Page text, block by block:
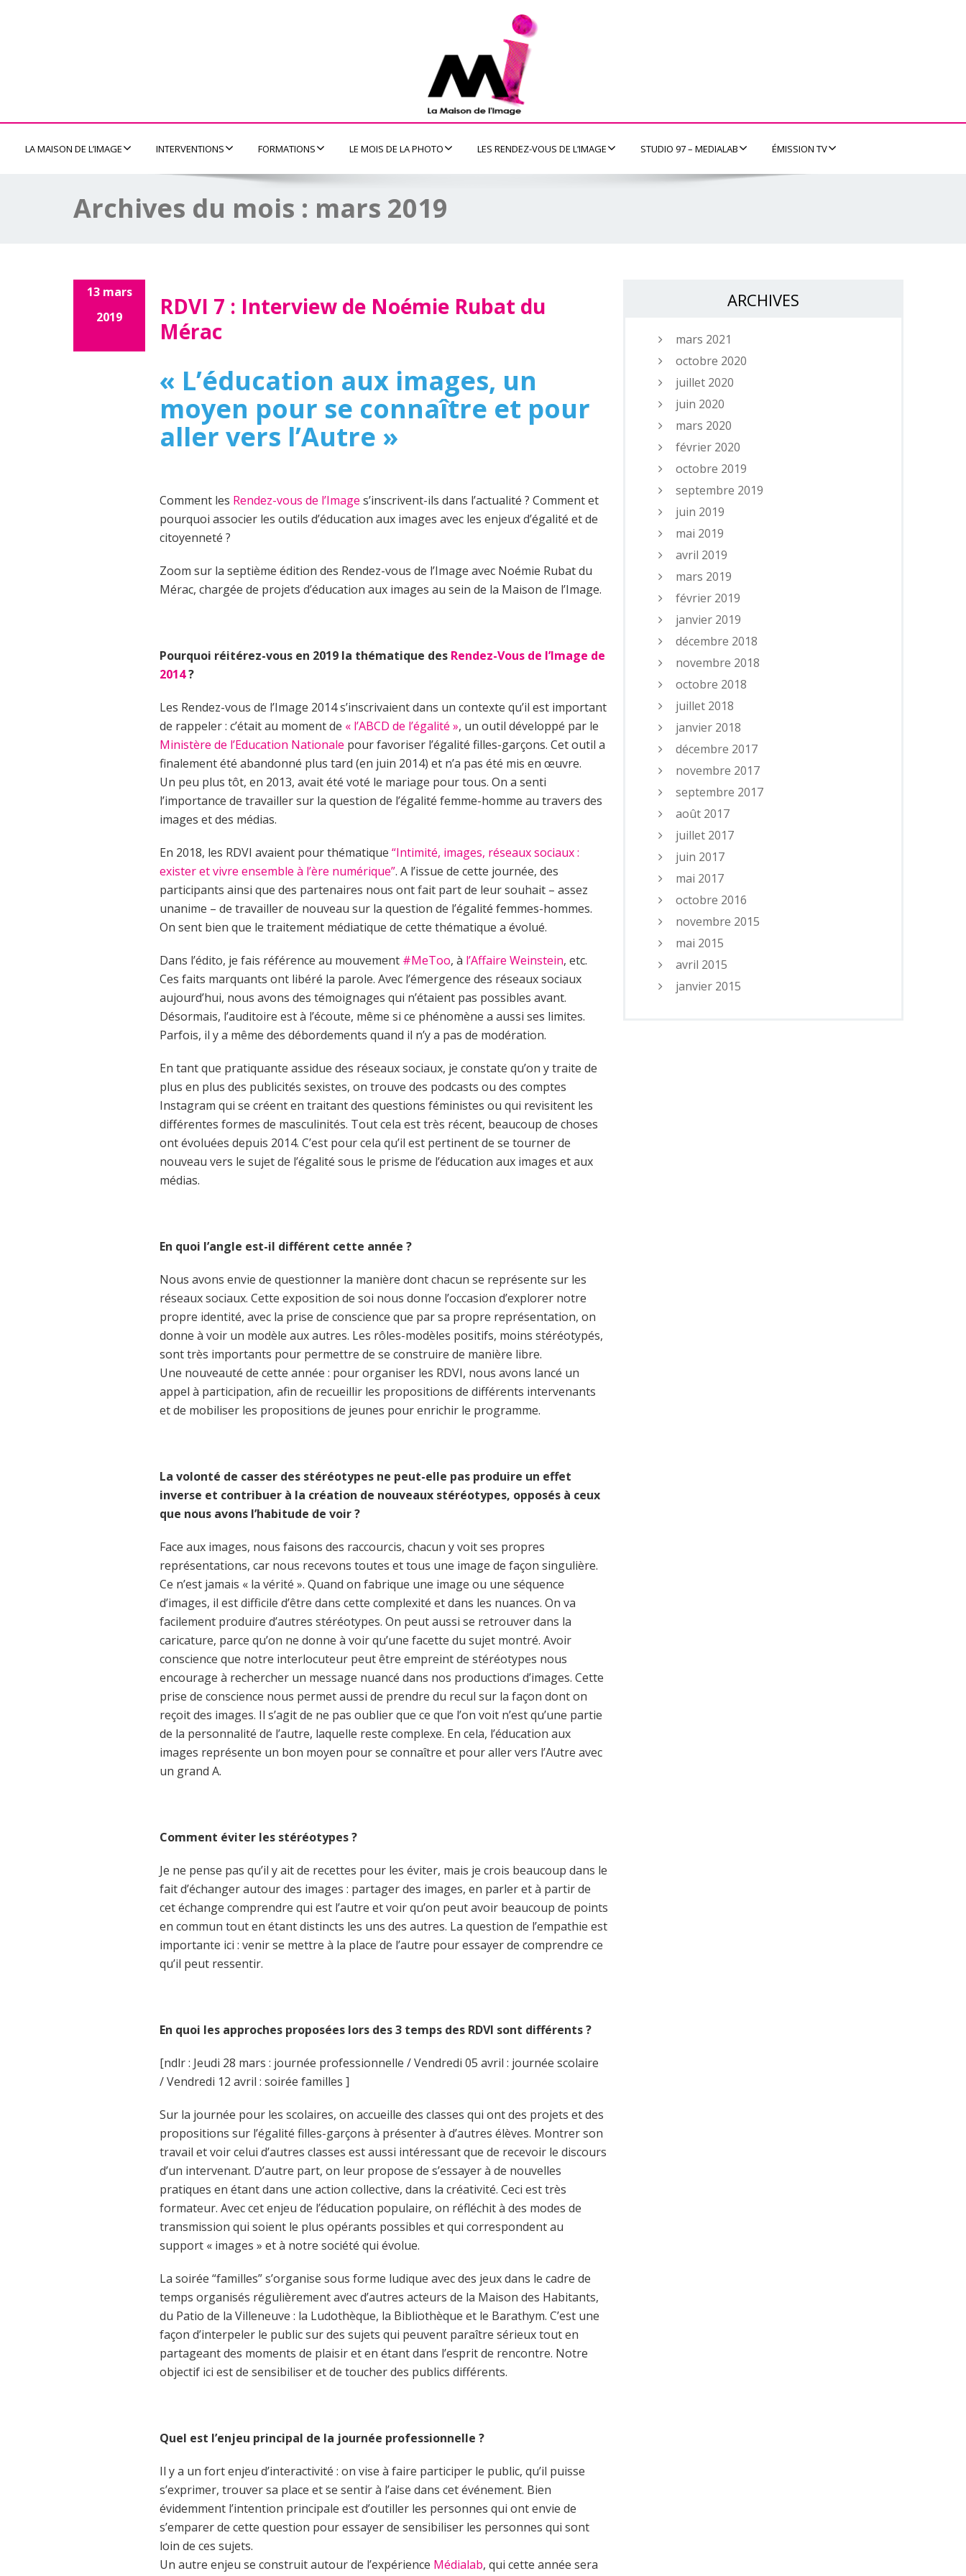
LA MAISON DE L’IMAGE INTERVENTIONS FORMATIONS LE MOIS DE LA PHOTO LES RENDEZ-VOUS DE L’IMAGE STUDIO 97 – MEDIALAB ÉMISSION TV
Archives du mois : mars 2019
13 mars
2019
RDVI 7 : Interview de Noémie Rubat du
Mérac
« L’éducation aux images, un
moyen pour se connaître et pour
aller vers l’Autre »
Comment les Rendez-vous de l’Image s’inscrivent-ils dans l’actualité ? Comment et
pourquoi associer les outils d’éducation aux images avec les enjeux d’égalité et de
citoyenneté ?
Zoom sur la septième édition des Rendez-vous de l’Image avec Noémie Rubat du
Mérac, chargée de projets d’éducation aux images au sein de la Maison de l’Image.
Pourquoi réitérez-vous en 2019 la thématique des Rendez-Vous de l’Image de
2014?
Les Rendez-vous de l’Image 2014 s’inscrivaient dans un contexte qu’il est important
de rappeler : c’était au moment de « l’ABCD de l’égalité », un outil développé par le
Ministère de l’Education Nationale pour favoriser l’égalité filles-garçons. Cet outil a
finalement été abandonné plus tard (en juin 2014) et n’a pas été mis en œuvre.
Un peu plus tôt, en 2013, avait été voté le mariage pour tous. On a senti
l’importance de travailler sur la question de l’égalité femme-homme au travers des
images et des médias.
En 2018, les RDVI avaient pour thématique “Intimité, images, réseaux sociaux :
exister et vivre ensemble à l’ère numérique”. A l’issue de cette journée, des
participants ainsi que des partenaires nous ont fait part de leur souhait – assez
unanime – de travailler de nouveau sur la question de l’égalité femmes-hommes.
On sent bien que le traitement médiatique de cette thématique a évolué.
Dans l’édito, je fais référence au mouvement #MeToo, à l’Affaire Weinstein, etc.
Ces faits marquants ont libéré la parole. Avec l’émergence des réseaux sociaux
aujourd’hui, nous avons des témoignages qui n’étaient pas possibles avant.
Désormais, l’auditoire est à l’écoute, même si ce phénomène a aussi ses limites.
Parfois, il y a même des débordements quand il n’y a pas de modération.
En tant que pratiquante assidue des réseaux sociaux, je constate qu’on y traite de
plus en plus des publicités sexistes, on trouve des podcasts ou des comptes
Instagram qui se créent en traitant des questions féministes ou qui revisitent les
différentes formes de masculinités. Tout cela est très récent, beaucoup de choses
ont évoluées depuis 2014. C’est pour cela qu’il est pertinent de se tourner de
nouveau vers le sujet de l’égalité sous le prisme de l’éducation aux images et aux
médias.
En quoi l’angle est-il différent cette année ?
Nous avons envie de questionner la manière dont chacun se représente sur les
réseaux sociaux. Cette exposition de soi nous donne l’occasion d’explorer notre
propre identité, avec la prise de conscience que par sa propre représentation, on
donne à voir un modèle aux autres. Les rôles-modèles positifs, moins stéréotypés,
sont très importants pour permettre de se construire de manière libre.
Une nouveauté de cette année : pour organiser les RDVI, nous avons lancé un
appel à participation, afin de recueillir les propositions de différents intervenants
et de mobiliser les propositions de jeunes pour enrichir le programme.
La volonté de casser des stéréotypes ne peut-elle pas produire un effet
inverse et contribuer à la création de nouveaux stéréotypes, opposés à ceux
que nous avons l’habitude de voir ?
Face aux images, nous faisons des raccourcis, chacun y voit ses propres
représentations, car nous recevons toutes et tous une image de façon singulière.
Ce n’est jamais « la vérité ». Quand on fabrique une image ou une séquence
d’images, il est difficile d’être dans cette complexité et dans les nuances. On va
facilement produire d’autres stéréotypes. On peut aussi se retrouver dans la
caricature, parce qu’on ne donne à voir qu’une facette du sujet montré. Avoir
conscience que notre interlocuteur peut être empreint de stéréotypes nous
encourage à rechercher un message nuancé dans nos productions d’images. Cette
prise de conscience nous permet aussi de prendre du recul sur la façon dont on
reçoit des images. Il s’agit de ne pas oublier que ce que l’on voit n’est qu’une partie
de la personnalité de l’autre, laquelle reste complexe. En cela, l’éducation aux
images représente un bon moyen pour se connaître et pour aller vers l’Autre avec
un grand A.
Comment éviter les stéréotypes ?
Je ne pense pas qu’il y ait de recettes pour les éviter, mais je crois beaucoup dans le
fait d’échanger autour des images : partager des images, en parler et à partir de
cet échange comprendre qui est l’autre et voir qu’on peut avoir beaucoup de points
en commun tout en étant distincts les uns des autres. La question de l’empathie est
importante ici : venir se mettre à la place de l’autre pour essayer de comprendre ce
qu’il peut ressentir.
En quoi les approches proposées lors des 3 temps des RDVI sont différents ?
[ndlr : Jeudi 28 mars : journée professionnelle / Vendredi 05 avril : journée scolaire
/ Vendredi 12 avril : soirée familles ]
Sur la journée pour les scolaires, on accueille des classes qui ont des projets et des
propositions sur l’égalité filles-garçons à présenter à d’autres élèves. Montrer son
travail et voir celui d’autres classes est aussi intéressant que de recevoir le discours
d’un intervenant. D’autre part, on leur propose de s’essayer à de nouvelles
pratiques en étant dans une action collective, dans la créativité. Ceci est très
formateur. Avec cet enjeu de l’éducation populaire, on réfléchit à des modes de
transmission qui soient le plus opérants possibles et qui correspondent au
support « images » et à notre société qui évolue.
La soirée “familles” s’organise sous forme ludique avec des jeux dans le cadre de
temps organisés régulièrement avec d’autres acteurs de la Maison des Habitants,
du Patio de la Villeneuve : la Ludothèque, la Bibliothèque et le Barathym. C’est une
façon d’interpeler le public sur des sujets qui peuvent paraître sérieux tout en
partageant des moments de plaisir et en étant dans l’esprit de rencontre. Notre
objectif ici est de sensibiliser et de toucher des publics différents.
Quel est l’enjeu principal de la journée professionnelle ?
Il y a un fort enjeu d’interactivité : on vise à faire participer le public, qu’il puisse
s’exprimer, trouver sa place et se sentir à l’aise dans cet événement. Bien
évidemment l’intention principale est d’outiller les personnes qui ont envie de
s’emparer de cette question pour essayer de sensibiliser les personnes qui sont
loin de ces sujets.
Un autre enjeu se construit autour de l’expérience Médialab, qui cette année sera
ARCHIVES
mars 2021
octobre 2020
juillet 2020
juin 2020
mars 2020
février 2020
octobre 2019
septembre 2019
juin 2019
mai 2019
avril 2019
mars 2019
février 2019
janvier 2019
décembre 2018
novembre 2018
octobre 2018
juillet 2018
janvier 2018
décembre 2017
novembre 2017
septembre 2017
août 2017
juillet 2017
juin 2017
mai 2017
octobre 2016
novembre 2015
mai 2015
avril 2015
janvier 2015